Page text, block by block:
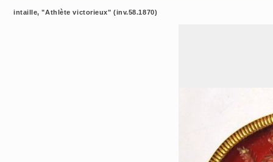
intaille, "Athlète victorieux" (inv.58.1870)